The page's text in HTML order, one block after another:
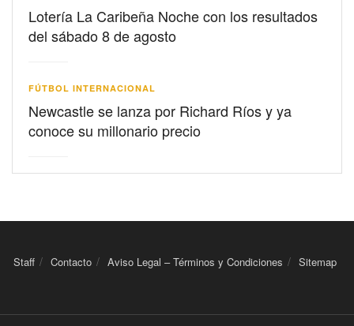
Lotería La Caribeña Noche con los resultados
del sábado 8 de agosto
FÚTBOL INTERNACIONAL
Newcastle se lanza por Richard Ríos y ya
conoce su millonario precio
Staff Contacto Aviso Legal – Términos y Condiciones Sitemap